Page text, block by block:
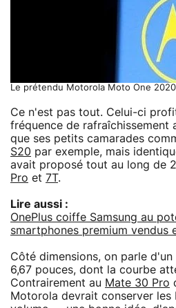
Le prétendu Motorola Moto One
Ce n'est pas tout. Celui-ci
fréquence de rafraîchissement
que ses petits camarades
S20 par exemple, mais
avait proposé tout au long de
Pro et 7T.
Lire aussi :
OnePlus coiffe Samsung au
smartphones premium vendus
Côté dimensions, on parle
6,67 pouces, dont la courbe
Contrairement au Mate 30 Pro
Motorola devrait conserver les